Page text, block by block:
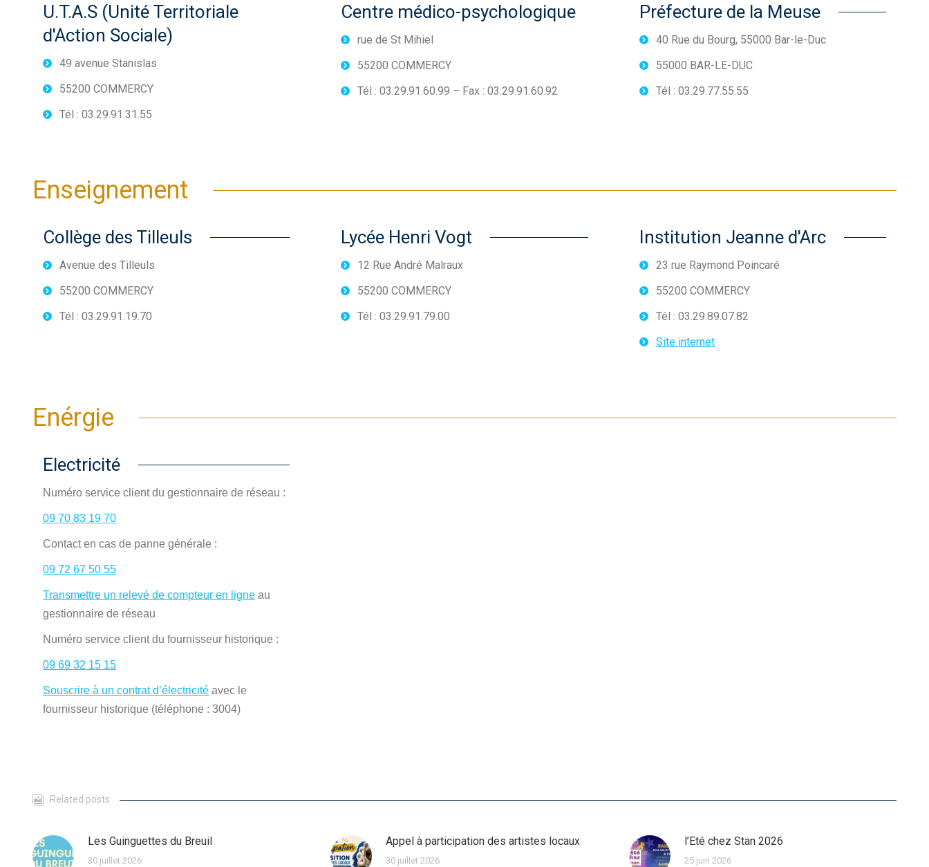
U.T.A.S (Unité Territoriale
d'Action Sociale)
49 avenue Stanislas
55200 COMMERCY
Tél : 03.29.91.31.55
Centre médico-psychologique
rue de St Mihiel
55200 COMMERCY
Tél : 03.29.91.60.99 – Fax : 03.29.91.60.92
Préfecture de la Meuse
40 Rue du Bourg, 55000 Bar-le-Duc
55000 BAR-LE-DUC
Tél : 03.29.77.55.55
Enseignement
Collège des Tilleuls
Avenue des Tilleuls
55200 COMMERCY
Tél : 03.29.91.19.70
Lycée Henri Vogt
12 Rue André Malraux
55200 COMMERCY
Tél : 03.29.91.79.00
Institution Jeanne d'Arc
23 rue Raymond Poincaré
55200 COMMERCY
Tél : 03.29.89.07.82
Site internet
Enérgie
Electricité
Numéro service client du gestionnaire de réseau :
09 70 83 19 70
Contact en cas de panne générale :
09 72 67 50 55
Transmettre un relevé de compteur en ligne au
gestionnaire de réseau
Numéro service client du fournisseur historique :
09 69 32 15 15
Souscrire à un contrat d’électricité avec le
fournisseur historique (téléphone : 3004)
Related posts
Les Guinguettes du Breuil
30 juillet 2026
Appel à participation des artistes locaux
30 juillet 2026
l’Eté chez Stan 2026
25 juin 2026